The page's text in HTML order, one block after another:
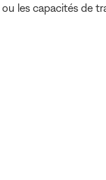
les capacités de